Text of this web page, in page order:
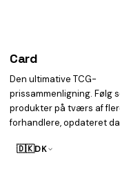
Card
Den ultimative TCG-
prissammenligning. Følg
produkter på tværs af
forhandlere, opdateret
🇩🇰DK